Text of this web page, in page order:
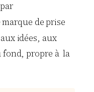
de prise
idées, aux
fond, propre à la